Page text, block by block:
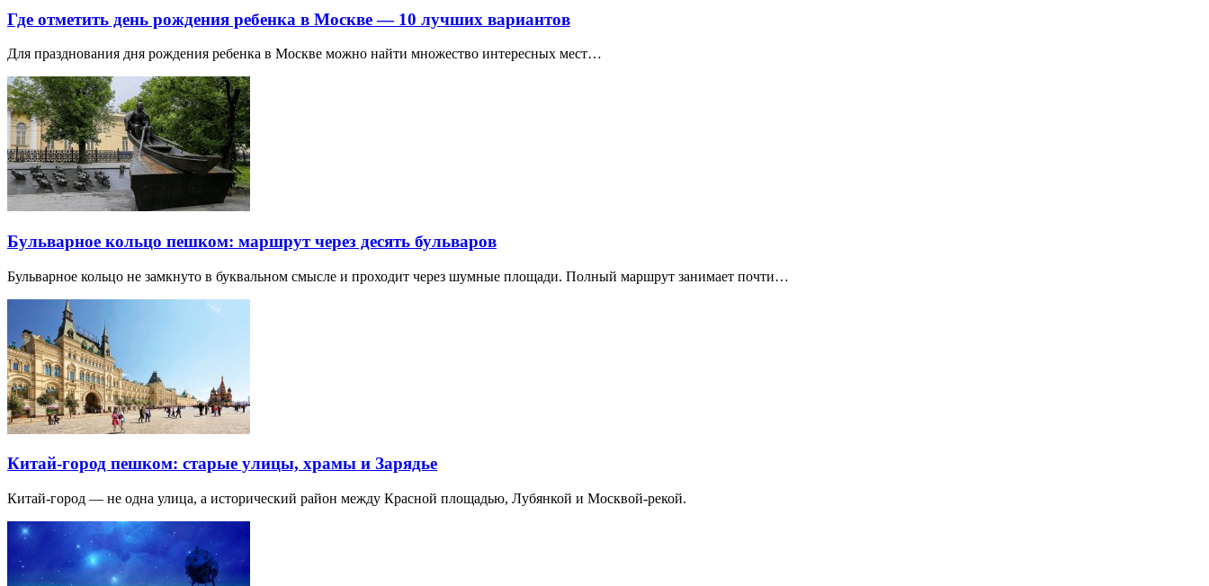
Где отметить день рождения ребенка в Москве — 10 лучших вариантов
Для празднования дня рождения ребенка в Москве можно найти множество интересных мест…
Бульварное кольцо пешком: маршрут через десять бульваров
Бульварное кольцо не замкнуто в буквальном смысле и проходит через шумные площади. Полный маршрут занимает почти…
Китай-город пешком: старые улицы, храмы и Зарядье
Китай-город — не одна улица, а исторический район между Красной площадью, Лубянкой и Москвой-рекой.